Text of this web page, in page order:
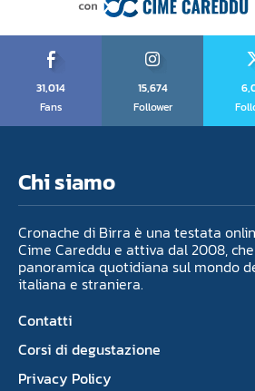
31,014
Fans
15,674
Follower
Chi siamo
Cronache di Birra è una testata
Cime Careddu e attiva dal 2008,
panoramica quotidiana sul mondo
italiana e straniera.
Contatti
Corsi di degustazione
Privacy Policy